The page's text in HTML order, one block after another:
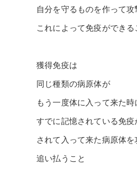
自分を守るものを作って
これによって免疫ができる
獲得免疫は
同じ種類の病原体が
もう一度体に入って来た時
すでに記憶されている免
されて入って来た病原体を
追い払うこと